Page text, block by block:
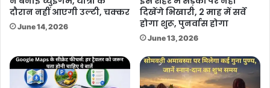
दौरान नहीं आएगी उल्टी, चक्कर
June 14, 2026
दिखेंगे भिखारी, 2 माह में सर्वे
होगा शुरू, पुनर्वास होगा
June 13, 2026